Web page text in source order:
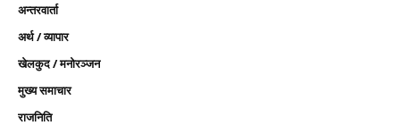
अन्तरवार्ता
अर्थ / व्यापार
खेलकुद / मनोरञ्जन
मुख्य समाचार
राजनिति